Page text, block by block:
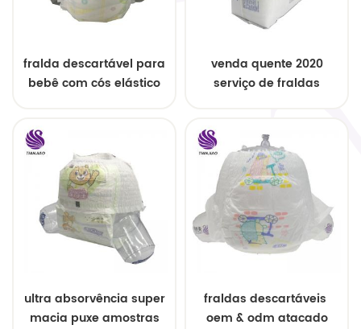
fralda descartável para
bebê com cós elástico
venda quente 2020
serviço de fraldas
ultra absorvência super
macia puxe amostras
fraldas descartáveis ​​
oem & odm atacado